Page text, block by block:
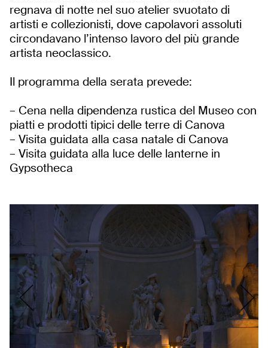
regnava di notte nel suo atelier svuotato di
artisti e collezionisti, dove capolavori assoluti
circondavano l’intenso lavoro del più grande
artista neoclassico.
Il programma della serata prevede:
– Cena nella dipendenza rustica del Museo con
piatti e prodotti tipici delle terre di Canova
– Visita guidata alla casa natale di Canova
– Visita guidata alla luce delle lanterne in
Gypsotheca